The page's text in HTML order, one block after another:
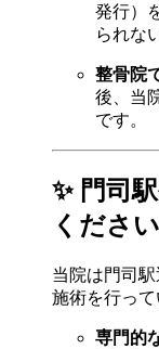
発行）
られな
整骨院
後、当
です。
✨ 門司
ください
当院は門司
施術を行って
専門的